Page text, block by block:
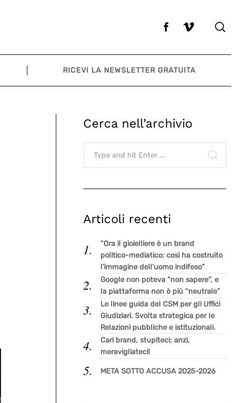
RICEVI LA NEWSLETTER GRATUITA
Cerca nell’archivio
Search
for:
Articoli recenti
“Ora il gioielliere è un brand
politico-mediatico: così ha costruito
l’immagine dell’uomo indifeso”
Google non poteva “non sapere”, e
la piattaforma non è più “neutrale”
Le linee guida del CSM per gli Uffici
Giudiziari. Svolta strategica per le
Relazioni pubbliche e istituzionali.
Cari brand, stupiteci; anzi,
meravigliateci!
META SOTTO ACCUSA 2025-2026